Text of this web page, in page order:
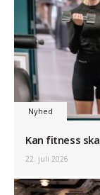
Nyhed
Kan fitness
22. juli 2026